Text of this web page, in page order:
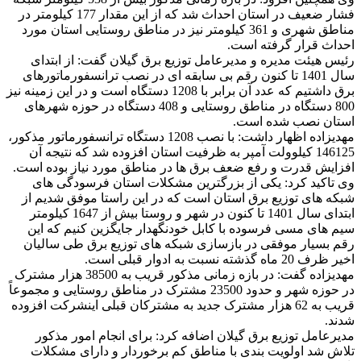
فشار ضعیف در استان احداث شد که از این مقدار 177 کیلومتر در
مناطق شهری و 361 کیلومتر نیز در مناطق روستایی استان مورد
احداث قرار گرفته است.
رئیس هیئت مدیره و مدیرعامل توزیع برق گیلان گفت: از ابتدای
سال 1401 تا کنون رقم بی سابقه ای در نصب ترانسفورماتورهای
برق داشتیم که عدد آن برابر با 1208 دستگاه است و در این زمینه نیز
800 دستگاه در مناطق روستایی و 408 دستگاه در حوزه شهرهای
استان نصب شده است.
مهدیزاده اظهار داشت: با نصب 1208 دستگاه ترانسفورماتور مذکور،
146125 کیلوولت آمپر به ظرفیت استان افزوده شد که نتیجه آن
افزایش قدرت و رفع ضعف برق ها در مناطق مورد نیاز بوده است.
وی تاکید کرد: یکی از بزرگترین مشکلات استان فرسودگی های
شبکه های توزیع برق استان است که در این راستا موفق شدیم از
ابتدای سال 1401 تا کنون در شهر و روستا بیش از 1647 کیلومتر
سیم های مسی فرسوده با کابل خودنگهدار جایگزین کنیم که این
رقم بسیار موفقی در بازسازی شبکه های توزیع برق طی سالیان
اخیر ظرف 20 ماه گذشته نسبت به ادوار قبلی است.
مهدیزاده گفت: در بازه زمانی مذکور قریب به 38500 هزار مشترک
در حوزه شهر و حدود 23500 مشترک در مناطق روستایی و مجموعاً
قریب به 62 هزار مشترک جدید به مشترکان قبلی اینشرکت افزوده
شدند.
مدیرعامل توزیع برق گیلان اضافه کرد: برای انجام امور مذکور
تلاش شد اولویت بندی با مناطق کم برخوردار و دارای مشکلات